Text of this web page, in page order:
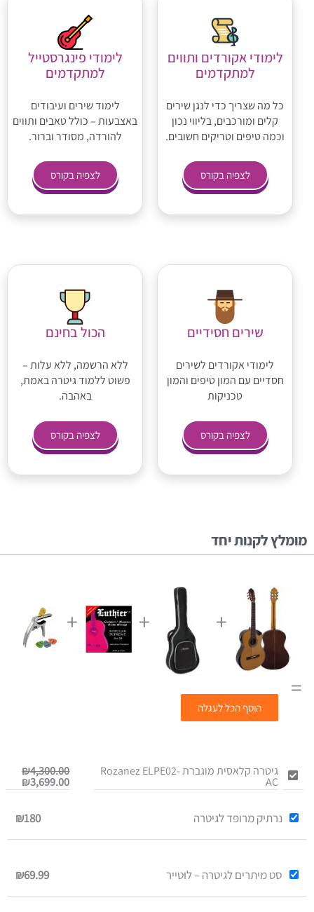
לימודי אקורדים ותווים
למתקדמים
כל מה שצריך כדי לנגן שירים
קלים ומורכבים, בליווי נכון
וכמה טיפים וטריקים חשובים.
לצפיה בקורס
לימודי פינגרסטייל
למתקדמים
לימוד שירים ועיבודים
באצבעות – כולל טאבים ותווים
להורדה, מסודר וברור.
לצפיה בקורס
שירים חסידיים
לימודי אקורדים לשירים
חסדיים עם המון טיפים והמון
טכניקות
לצפיה בקורס
הכול בחינם
ללא הרשמה, ללא עלות –
פשוט ללמוד גיטרה באמת,
באהבה.
לצפיה בקורס
מומלץ לקנות יחד
+
+
+
=
הוסף הכל לעגלה
גיטרה קלאסית מוגברת Rozanez ELPE02-
AC
₪4,300.00
היה:
₪3,699.00
הוא:
נרתיק מרופד לגיטרה ₪180
סט מיתרים לגיטרה – לוטייר ₪69.99